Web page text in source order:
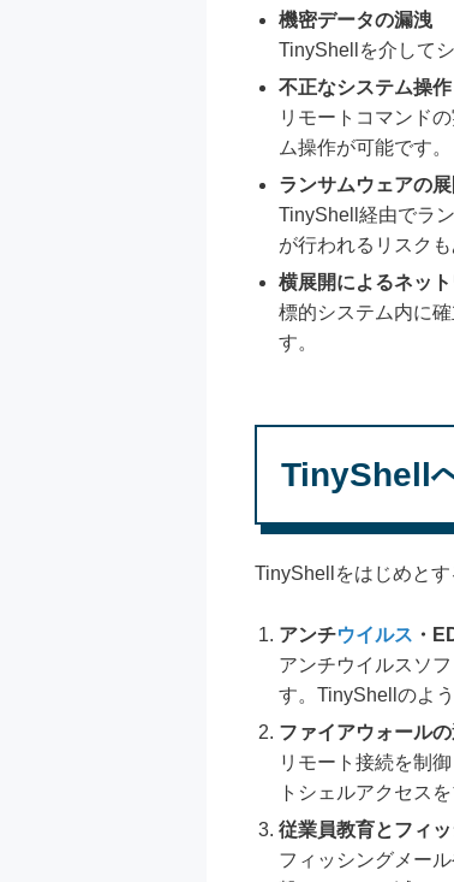
機密データの漏洩
TinyShellを介して
不正なシステム操作
リモートコマンド
ム操作が可能です。
ランサムウェアの展
TinyShell経由でラ
が行われるリスクも
横展開によるネッ
標的システム内に
す。
TinyShell
TinyShellをはじめと
アンチウイルス ・
アンチウイルスソ
す。TinyShellのよ
ファイアウォール
リモート接続を制
トシェルアクセス
従業員教育とフィ
フィッシングメー